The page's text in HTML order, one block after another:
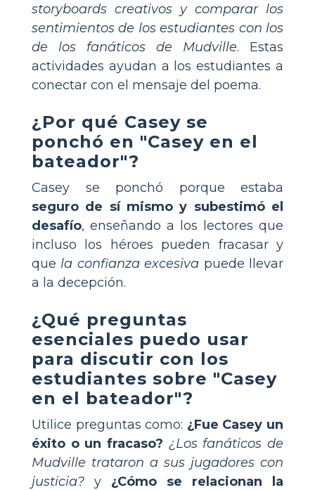
storyboards creativos y comparar los
sentimientos de los estudiantes con los
de los fanáticos de Mudville. Estas
actividades ayudan a los estudiantes a
conectar con el mensaje del poema.
¿Por qué Casey se
ponchó en "Casey en el
bateador"?
Casey se ponchó porque estaba
seguro de sí mismo y subestimó el
desafío, enseñando a los lectores que
incluso los héroes pueden fracasar y
que la confianza excesiva puede llevar
a la decepción.
¿Qué preguntas
esenciales puedo usar
para discutir con los
estudiantes sobre "Casey
en el bateador"?
Utilice preguntas como: ¿Fue Casey un
éxito o un fracaso? ¿Los fanáticos de
Mudville trataron a sus jugadores con
justicia? y ¿Cómo se relacionan la